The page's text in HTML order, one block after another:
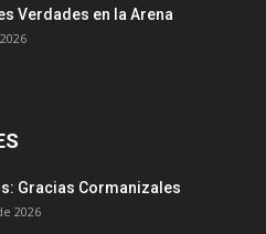
Verdades en la Arena
Gracias Cormanizales
2026